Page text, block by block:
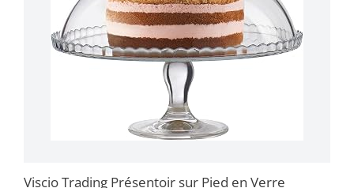
Viscio Trading Présentoir sur Pied en Verre